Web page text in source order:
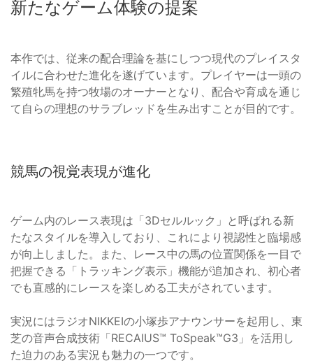
新たなゲーム体験の提案
本作では、従来の配合理論を基にしつつ現代のプレイスタ
イルに合わせた進化を遂げています。プレイヤーは一頭の
繁殖牝馬を持つ牧場のオーナーとなり、配合や育成を通じ
て自らの理想のサラブレッドを生み出すことが目的です。
競馬の視覚表現が進化
ゲーム内のレース表現は「3Dセルルック」と呼ばれる新
たなスタイルを導入しており、これにより視認性と臨場感
が向上しました。また、レース中の馬の位置関係を一目で
把握できる「トラッキング表示」機能が追加され、初心者
でも直感的にレースを楽しめる工夫がされています。
実況にはラジオNIKKEIの小塚歩アナウンサーを起用し、東
芝の音声合成技術「RECAIUS™ ToSpeak™G3」を活用し
た迫力のある実況も魅力の一つです。